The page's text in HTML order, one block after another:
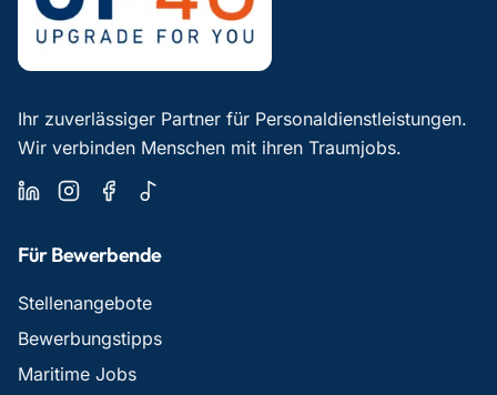
Ihr zuverlässiger Partner für Personaldienstleistungen.
Wir verbinden Menschen mit ihren Traumjobs.
Für Bewerbende
Stellenangebote
Bewerbungstipps
Maritime Jobs